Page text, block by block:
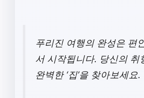
푸리진 여행의 완성은 편
서 시작됩니다. 당신의 취
완벽한 ‘집’을 찾아보세요.